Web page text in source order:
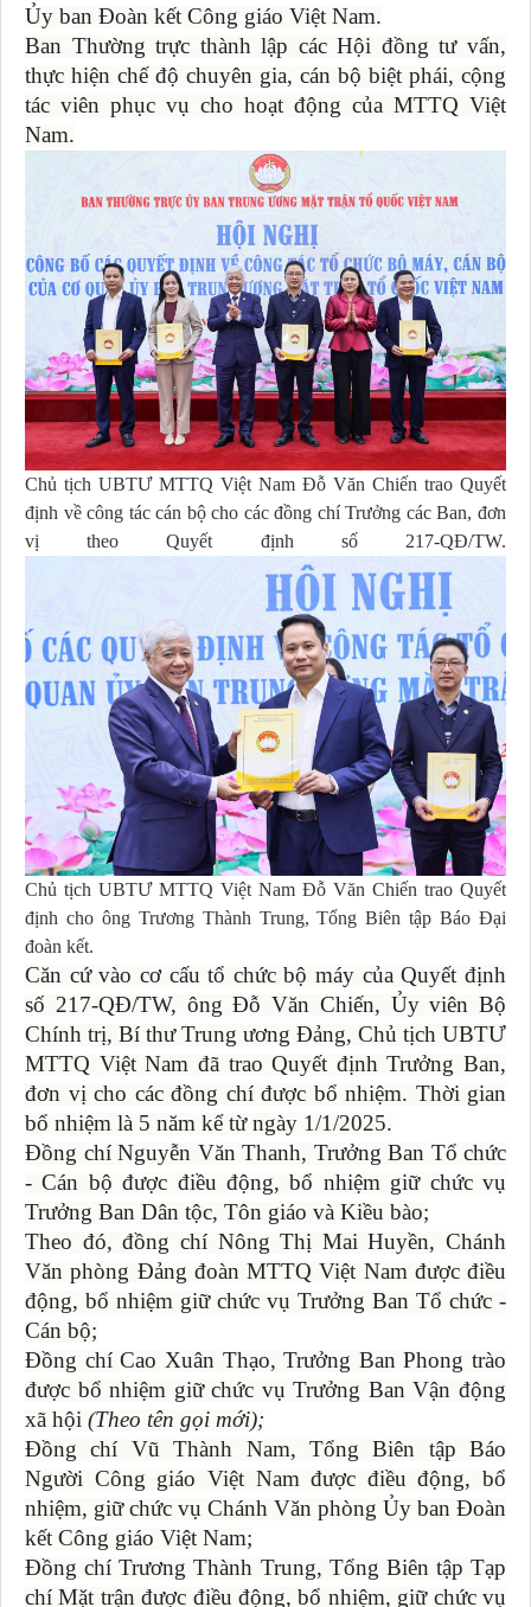
Ủy ban Đoàn kết Công giáo Việt Nam.
Ban Thường trực thành lập các Hội đồng tư vấn,
thực hiện chế độ chuyên gia, cán bộ biệt phái, cộng
tác viên phục vụ cho hoạt động của MTTQ Việt
Nam.
Chủ tịch UBTƯ MTTQ Việt Nam Đỗ Văn Chiến trao Quyết
định về công tác cán bộ cho các đồng chí Trưởng các Ban, đơn
vị theo Quyết định số 217-QĐ/TW.
Chủ tịch UBTƯ MTTQ Việt Nam Đỗ Văn Chiến trao Quyết
định cho ông Trương Thành Trung, Tổng Biên tập Báo Đại
đoàn kết.
Căn cứ vào cơ cấu tổ chức bộ máy của Quyết định
số 217-QĐ/TW, ông Đỗ Văn Chiến, Ủy viên Bộ
Chính trị, Bí thư Trung ương Đảng, Chủ tịch UBTƯ
MTTQ Việt Nam đã trao Quyết định Trưởng Ban,
đơn vị cho các đồng chí được bổ nhiệm. Thời gian
bổ nhiệm là 5 năm kể từ ngày 1/1/2025.
Đồng chí Nguyễn Văn Thanh, Trưởng Ban Tổ chức
- Cán bộ được điều động, bổ nhiệm giữ chức vụ
Trưởng Ban Dân tộc, Tôn giáo và Kiều bào;
Theo đó, đồng chí Nông Thị Mai Huyền, Chánh
Văn phòng Đảng đoàn MTTQ Việt Nam được điều
động, bổ nhiệm giữ chức vụ Trưởng Ban Tổ chức -
Cán bộ;
Đồng chí Cao Xuân Thạo, Trưởng Ban Phong trào
được bổ nhiệm giữ chức vụ Trưởng Ban Vận động
xã hội (Theo tên gọi mới);
Đồng chí Vũ Thành Nam, Tổng Biên tập Báo
Người Công giáo Việt Nam được điều động, bổ
nhiệm, giữ chức vụ Chánh Văn phòng Ủy ban Đoàn
kết Công giáo Việt Nam;
Đồng chí Trương Thành Trung, Tổng Biên tập Tạp
chí Mặt trận được điều động, bổ nhiệm, giữ chức vụ